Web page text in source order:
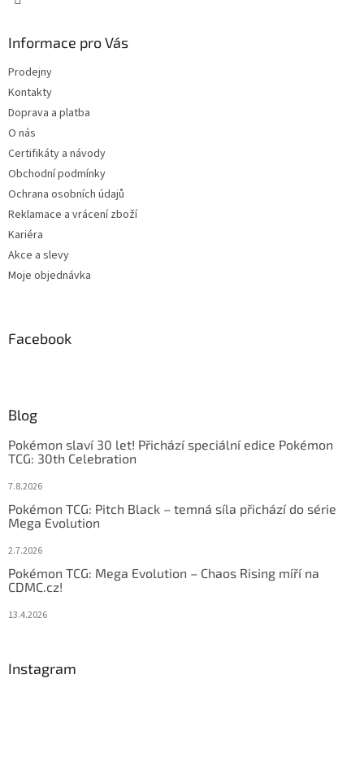
Informace pro Vás
Prodejny
Kontakty
Doprava a platba
O nás
Certifikáty a návody
Obchodní podmínky
Ochrana osobních údajů
Reklamace a vrácení zboží
Kariéra
Akce a slevy
Moje objednávka
Facebook
Blog
Pokémon slaví 30 let! Přichází speciální edice Pokémon
TCG: 30th Celebration
7.8.2026
Pokémon TCG: Pitch Black – temná síla přichází do série
Mega Evolution
2.7.2026
Pokémon TCG: Mega Evolution – Chaos Rising míří na
CDMC.cz!
13.4.2026
Instagram